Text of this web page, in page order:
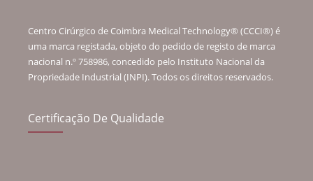
Centro Cirúrgico de Coimbra Medical Technology® (CCCI®) é
uma marca registada, objeto do pedido de registo de marca
nacional n.º 758986, concedido pelo Instituto Nacional da
Propriedade Industrial (INPI). Todos os direitos reservados.
Certificação De Qualidade